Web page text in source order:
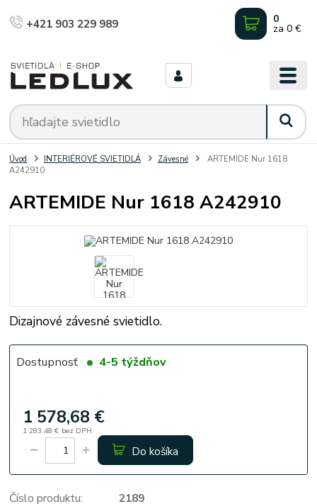
+421 903 229 989 0
za 0 €
Úvod INTERIÉROVÉ SVIETIDLÁ Závesné
ARTEMIDE Nur 1618
A242910
ARTEMIDE Nur 1618 A242910
Dizajnové závesné svietidlo.
Dostupnosť 4-5 týždňov
1 578,68 €
1 283,48 € bez DPH
Do košíka
Číslo produktu:
2189